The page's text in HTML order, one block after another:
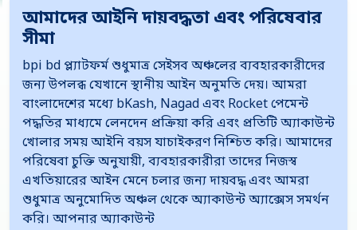
আমাদের আইনি দায়বদ্ধতা এবং পরিষেবার
সীমা
bpi bd প্ল্যাটফর্ম শুধুমাত্র সেইসব অঞ্চলের ব্যবহারকারীদের
জন্য উপলব্ধ যেখানে স্থানীয় আইন অনুমতি দেয়। আমরা
বাংলাদেশের মধ্যে bKash, Nagad এবং Rocket পেমেন্ট
পদ্ধতির মাধ্যমে লেনদেন প্রক্রিয়া করি এবং প্রতিটি অ্যাকাউন্ট
খোলার সময় আইনি বয়স যাচাইকরণ নিশ্চিত করি। আমাদের
পরিষেবা চুক্তি অনুযায়ী, ব্যবহারকারীরা তাদের নিজস্ব
এখতিয়ারের আইন মেনে চলার জন্য দায়বদ্ধ এবং আমরা
শুধুমাত্র অনুমোদিত অঞ্চল থেকে অ্যাকাউন্ট অ্যাক্সেস সমর্থন
করি। আপনার অ্যাকাউন্ট